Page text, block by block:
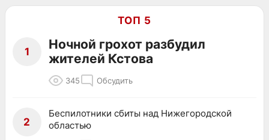
ТОП 5
1
Ночной грохот разбудил
жителей Кстова
345 Обсудить
2
Беспилотники сбиты над Нижегородской
областью